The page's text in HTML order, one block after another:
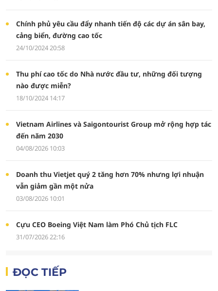
Chính phủ yêu cầu đẩy nhanh tiến độ các dự án sân bay,
cảng biển, đường cao tốc
24/10/2024 20:58
Thu phí cao tốc do Nhà nước đầu tư, những đối tượng
nào được miễn?
18/10/2024 14:17
Vietnam Airlines và Saigontourist Group mở rộng hợp tác
đến năm 2030
04/08/2026 10:03
Doanh thu Vietjet quý 2 tăng hơn 70% nhưng lợi nhuận
vẫn giảm gần một nửa
03/08/2026 10:01
Cựu CEO Boeing Việt Nam làm Phó Chủ tịch FLC
31/07/2026 22:16
ĐỌC TIẾP